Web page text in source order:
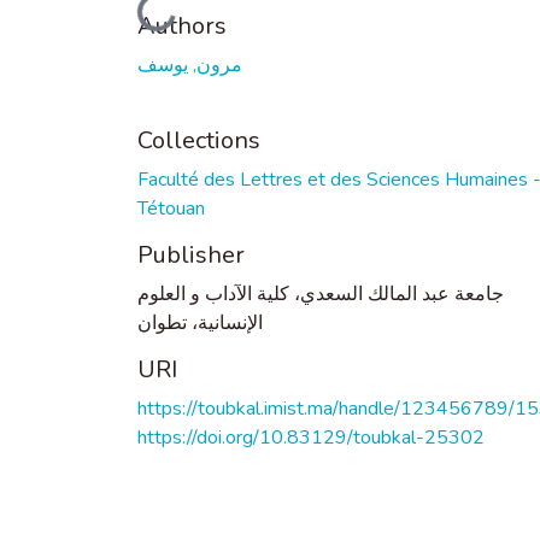
Loading...
Authors
مرون, يوسف
Collections
Faculté des Lettres et des Sciences Humaines -
Tétouan
Publisher
جامعة عبد المالك السعدي، كلية الآداب و العلوم
الإنسانية، تطوان
URI
https://toubkal.imist.ma/handle/123456789/
https://doi.org/10.83129/toubkal-25302